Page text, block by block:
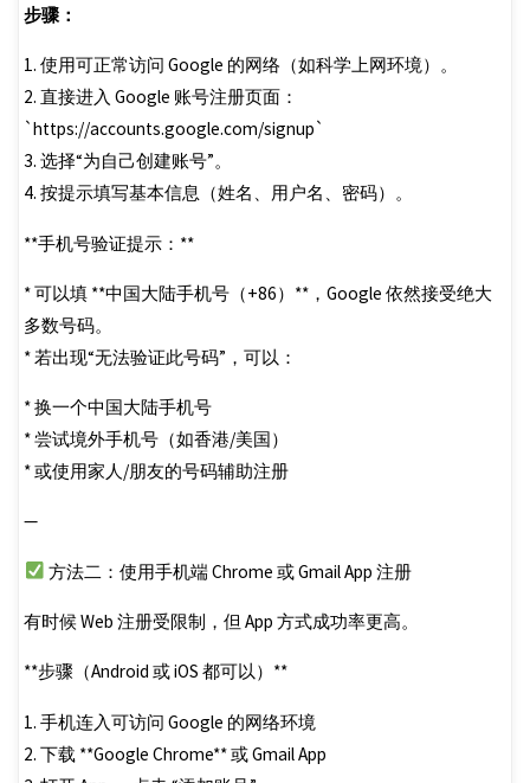
步骤：
1. 使用可正常访问 Google 的网络（如科学上网环境）。
2. 直接进入 Google 账号注册页面：
`https://accounts.google.com/signup`
3. 选择“为自己创建账号”。
4. 按提示填写基本信息（姓名、用户名、密码）。
**手机号验证提示：**
* 可以填 **中国大陆手机号（+86）**，Google 依然接受绝大
多数号码。
* 若出现“无法验证此号码”，可以：
* 换一个中国大陆手机号
* 尝试境外手机号（如香港/美国）
* 或使用家人/朋友的号码辅助注册
—
方法二：使用手机端 Chrome 或 Gmail App 注册
有时候 Web 注册受限制，但 App 方式成功率更高。
**步骤（Android 或 iOS 都可以）**
1. 手机连入可访问 Google 的网络环境
2. 下载 **Google Chrome** 或 Gmail App